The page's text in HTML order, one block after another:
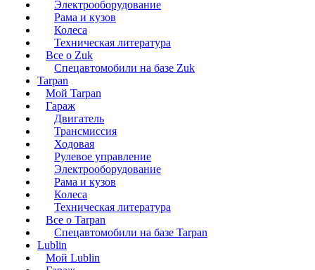
Электрооборудование
Рама и кузов
Колеса
Техническая литература
Все о Zuk
Спецавтомобили на базе Zuk
Tarpan
Мой Tarpan
Гараж
Двигатель
Трансмиссия
Ходовая
Рулевое управление
Электрооборудование
Рама и кузов
Колеса
Техническая литература
Все о Tarpan
Спецавтомобили на базе Tarpan
Lublin
Мой Lublin